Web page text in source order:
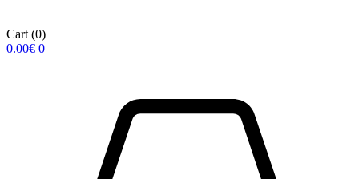
Cart (0)
0.00€ 0